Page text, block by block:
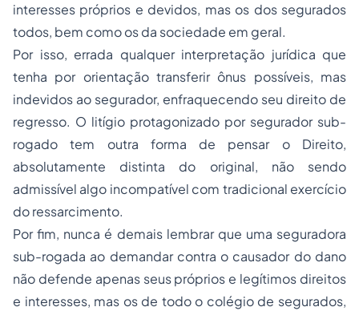
interesses próprios e devidos, mas os dos segurados
todos, bem como os da sociedade em geral.
Por isso, errada qualquer interpretação jurídica que
tenha por orientação transferir ônus possíveis, mas
indevidos ao segurador, enfraquecendo seu direito de
regresso. O litígio protagonizado por segurador sub-
rogado tem outra forma de pensar o Direito,
absolutamente distinta do original, não sendo
admissível algo incompatível com tradicional exercício
do ressarcimento.
Por fim, nunca é demais lembrar que uma seguradora
sub-rogada ao demandar contra o causador do dano
não defende apenas seus próprios e legítimos direitos
e interesses, mas os de todo o colégio de segurados,